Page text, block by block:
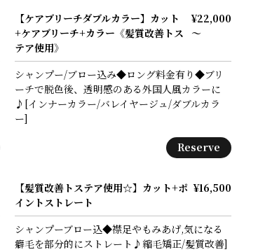
【ケアブリーチダブルカラー】カット
+ケアブリーチ+カラー《髪質改善トス
テア使用》
¥22,000
～
シャンプー/ブロー込み◆ロング料金有り◆ブリ
ーチで脱色後、透明感のある外国人風カラーに
♪[インナーカラー/バレイヤージュ/ダブルカラ
ー]
Reserve
【髪質改善トステア使用☆】カット+ポ
イントストレート
¥16,500
シャンプーブロー込◆襟足やもみあげ,気になる
癖毛を部分的にストレート♪縮毛矯正/髪質改善]